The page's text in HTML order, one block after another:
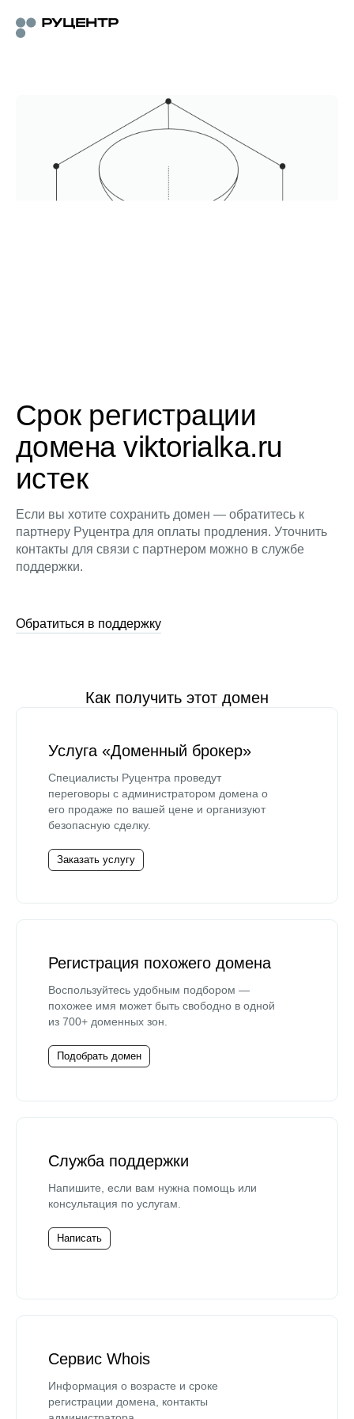
Срок регистрации
домена viktorialka.ru
истек
Если вы хотите сохранить домен — обратитесь к
партнеру Руцентра для оплаты продления. Уточнить
контакты для связи с партнером можно в службе
поддержки.
Обратиться в поддержку
Как получить этот домен
Услуга «Доменный брокер»
Специалисты Руцентра проведут
переговоры с администратором домена о
его продаже по вашей цене и организуют
безопасную сделку.
Заказать услугу
Регистрация похожего домена
Воспользуйтесь удобным подбором —
похожее имя может быть свободно в одной
из 700+ доменных зон.
Подобрать домен
Служба поддержки
Напишите, если вам нужна помощь или
консультация по услугам.
Написать
Сервис Whois
Информация о возрасте и сроке
регистрации домена, контакты